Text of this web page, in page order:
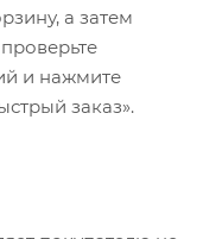
а затем
и нажмите
заказ».